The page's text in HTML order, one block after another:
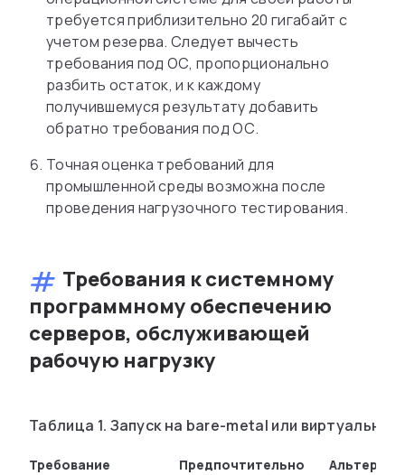
требуется приблизительно 20 гигабайт с
учетом резерва. Следует вычесть
требования под ОС, пропорционально
разбить остаток, и к каждому
получившемуся результату добавить
обратно требования под ОС.
Точная оценка требований для
промышленной среды возможна после
проведения нагрузочного тестирования.
Требования к системному
программному обеспечению
серверов, обслуживающей
рабочую нагрузку
Таблица 1. Запуск на bare-metal или виртуальных
Требование Предпочтительно